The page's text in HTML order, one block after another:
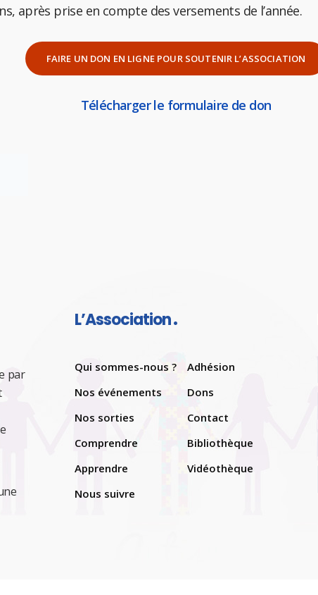
après prise en compte des versements de l’année.
FAIRE UN DON EN LIGNE POUR SOUTENIR L’ASSOCIATION
Télécharger le formulaire de don
par
L’Association
Qui sommes-nous ?
Nos événements
Nos sorties
Comprendre
Apprendre
Nous suivre
Adhésion
Dons
Contact
Bibliothèque
Vidéothèque